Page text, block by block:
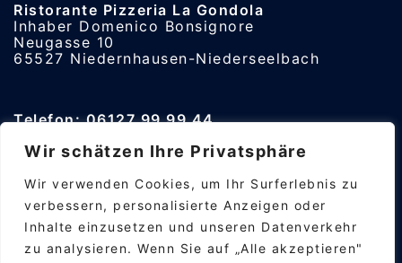
Wir schätzen Ihre Privatsphäre
Wir verwenden Cookies, um Ihr Surferlebnis zu
verbessern, personalisierte Anzeigen oder
Inhalte einzusetzen und unseren Datenverkehr
zu analysieren. Wenn Sie auf „Alle akzeptieren"
Ristorante Pizzeria La Gondola
Inhaber Domenico Bonsignore
Neugasse 10
65527 Niedernhausen-Niederseelbach
Telefon: 06127 99 99 44
Download Speisekarte La Gondola